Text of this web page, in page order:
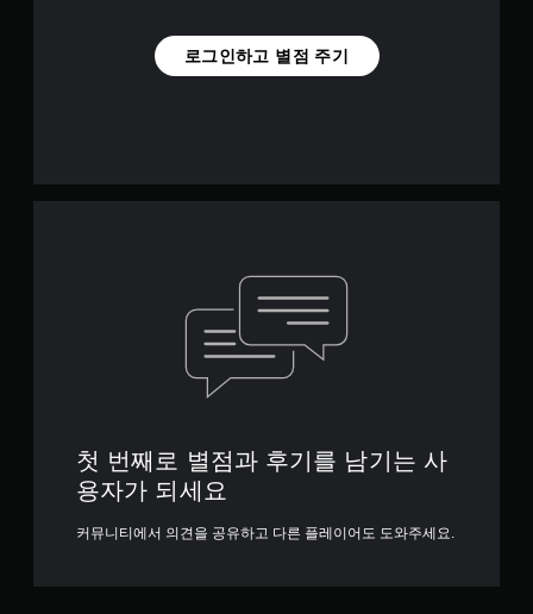
로그인하고 별점 주기
첫 번째로 별점과 후기를 남기는 사
용자가 되세요
커뮤니티에서 의견을 공유하고 다른 플레이어도 도와주세요.